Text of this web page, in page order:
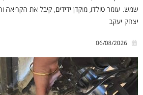
שמש. עומר טולדו, מוקדן ידידים, קיבל את הקריאה
יצחק יעקב